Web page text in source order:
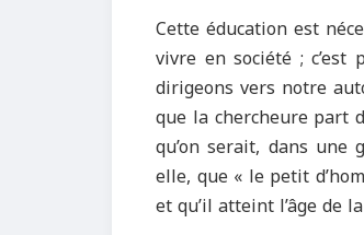
Cette éducation est
vivre en société ;
dirigeons vers notre
que la chercheure part
qu’on serait, dans une
elle, que « le petit
et qu’il atteint l’âge de